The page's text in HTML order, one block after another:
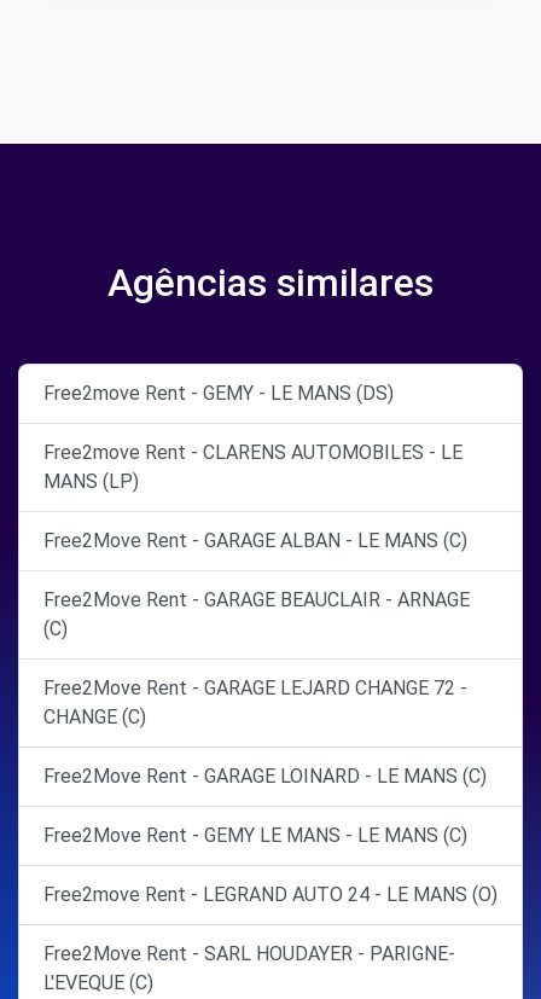
Agências similares
Free2move Rent - GEMY - LE MANS (DS)
Free2move Rent - CLARENS AUTOMOBILES - LE
MANS (LP)
Free2Move Rent - GARAGE ALBAN - LE MANS (C)
Free2Move Rent - GARAGE BEAUCLAIR - ARNAGE
(C)
Free2Move Rent - GARAGE LEJARD CHANGE 72 -
CHANGE (C)
Free2Move Rent - GARAGE LOINARD - LE MANS (C)
Free2Move Rent - GEMY LE MANS - LE MANS (C)
Free2move Rent - LEGRAND AUTO 24 - LE MANS (O)
Free2Move Rent - SARL HOUDAYER - PARIGNE-
L'EVEQUE (C)